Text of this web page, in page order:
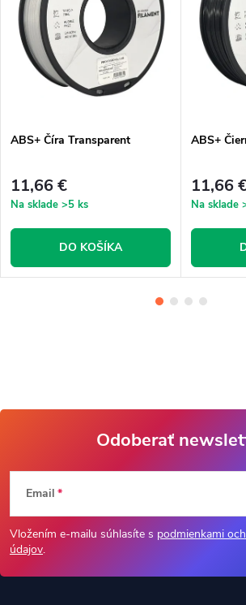
ABS+ Číra Transparent
11,66 €
Na sklade >5 ks
DO KOŠÍKA
ABS+
11,66
Na sklade
Z
á
p
Odoberať
Email
Vložením e-mailu súhlasíte s podmienkami
údajov.